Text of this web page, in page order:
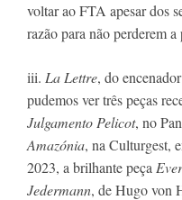
voltar ao FTA apesar dos
razão para não perderem
iii. La Lettre, do
pudemos ver três peças
Julgamento Pelicot, no
Amazónia, na Culturgest,
2023, a brilhante peça
Jedermann, de Hugo von